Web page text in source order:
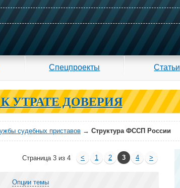
Спецпроекты Статьи
УТРАТЕ ДОВЕРИЯ
судебных приставов → Структура ФССП России
Страница 3 из 4 < 1 2 3 4 >
Опции темы